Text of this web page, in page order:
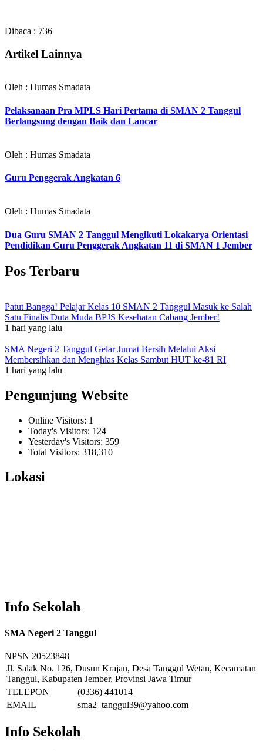
Dibaca : 736
Artikel Lainnya
Oleh : Humas Smadata
Pelaksanaan Pra MPLS Hari Pertama di SMAN 2 Tanggul
Berlangsung dengan Baik dan Lancar
Oleh : Humas Smadata
Guru Penggerak Angkatan 6
Oleh : Humas Smadata
Dua Guru SMAN 2 Tanggul Mengikuti Lokakarya Orientasi
Pendidikan Guru Penggerak Angkatan 11 di SMAN 1 Jember
Pos Terbaru
Patut Bangga! Pelajar Kelas 10 SMAN 2 Tanggul Masuk ke Salah
Satu Finalis Duta Muda BPJS Kesehatan Cabang Jember!
1 hari yang lalu
SMA Negeri 2 Tanggul Gelar Jumat Bersih Melalui Aksi
Membersihkan dan Menghias Kelas Sambut HUT ke-81 RI
1 hari yang lalu
Pengunjung Website
Online Visitors: 1
Today's Visitors: 124
Yesterday's Visitors: 359
Total Visitors: 318,310
Lokasi
Info Sekolah
SMA Negeri 2 Tanggul
NPSN 20523848
Jl. Salak No. 126, Dusun Krajan, Desa Tanggul Wetan, Kecamatan
Tanggul, Kabupaten Jember, Provinsi Jawa Timur
TELEPON
(0336) 441014
EMAIL
sma2_tanggul39@yahoo.com
Info Sekolah